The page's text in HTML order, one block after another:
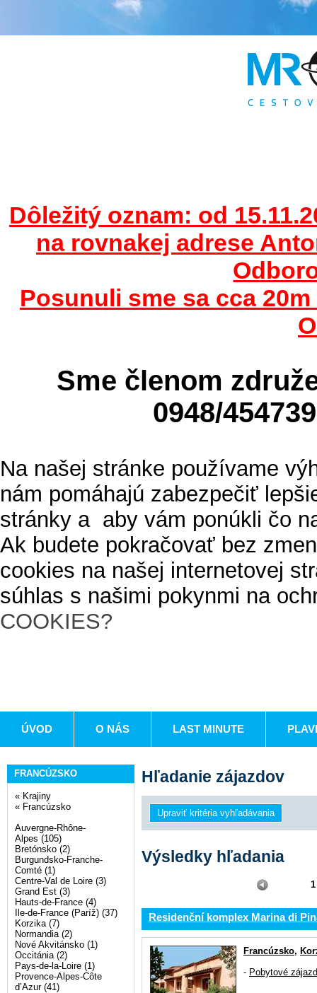
Dôležitý oznam: od
na rovnakej adrese
Posunuli sme sa cca
Sme členom
0948/
Na našej stránke používame
nám pomáhajú zabezpečiť
stránky a aby vám ponúkli čo
Ak budete pokračovať bez
cookies na našej internetovej
súhlas s našimi pokynmi na
COOKIES?
ÚVOD O NÁS LAST MINUTE
FRANCÚZSKO
« Krajiny
« Francúzsko
Auvergne-Rhône-
Alpes (105)
Bretónsko (2)
Burgundsko-Franche-
Comté (1)
Centre-Val de Loire (3)
Grand Est (3)
Hauts-de-France (4)
Ile-de-France (Paríž) (37)
Korzika (7)
Normandia (2)
Nové Akvitánsko (1)
Occitánia (2)
Pays-de-la-Loire (1)
Provence-Alpes-Côte
d’Azur (41)
Hľadanie zájazdov
Výsledky hľadania
1
Residenční komplex Marina di
Francúzsko,
- Pobytové